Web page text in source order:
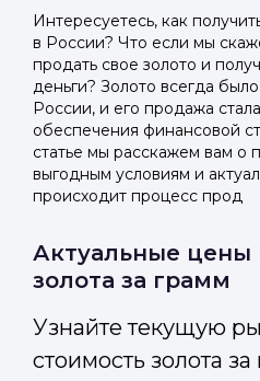
Интересуетесь, как
в России? Что если мы
продать свое золото и
деньги? Золото всегда
России, и его продажа
обеспечения финансовой
статье мы расскажем вам о
выгодным условиям и
происходит процесс прод
Актуальные цены
золота за грамм
Узнайте текущую
стоимость золота